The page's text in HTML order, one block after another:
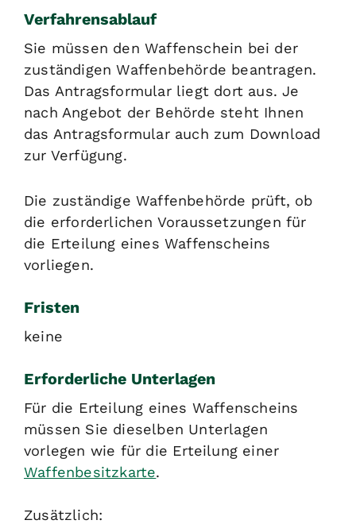
Verfahrensablauf
Sie müssen den Waffenschein bei der
zuständigen Waffenbehörde beantragen.
Das Antragsformular liegt dort aus. Je
nach Angebot der Behörde steht Ihnen
das Antragsformular auch zum Download
zur Verfügung.
Die zuständige Waffenbehörde prüft, ob
die erforderlichen Voraussetzungen für
die Erteilung eines Waffenscheins
vorliegen.
Fristen
keine
Erforderliche Unterlagen
Für die Erteilung eines Waffenscheins
müssen Sie dieselben Unterlagen
vorlegen wie für die Erteilung einer
Waffenbesitzkarte.
Zusätzlich: